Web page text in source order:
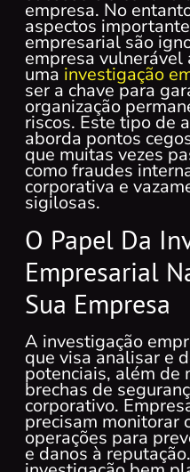
empresa. No
aspectos
empresarial são
empresa vulnerável
uma investigação
ser a chave para
organização
riscos. Este tipo de
aborda pontos
que muitas vezes
como fraudes
corporativa e
sigilosas.
O Papel Da
Empresarial
Sua Empresa
A investigação
que visa analisar e
potenciais, além de
brechas de
corporativo.
precisam monitorar
operações para
e danos à